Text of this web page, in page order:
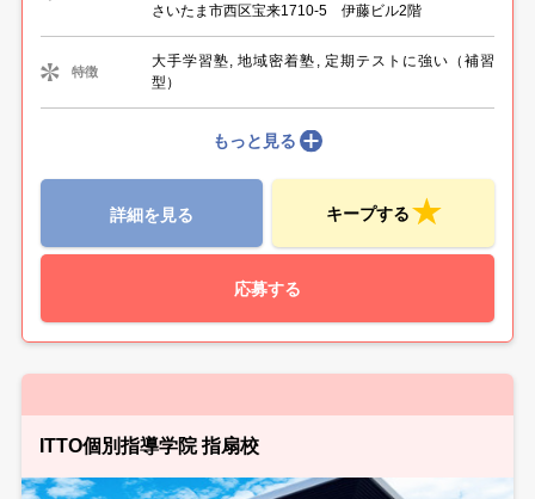
さいたま市西区宝来1710-5 伊藤ビル2階
特徴
大手学習塾, 地域密着塾, 定期テストに強い（補習
型）
もっと見る
詳細を見る キープする
応募する
ITTO個別指導学院 指扇校